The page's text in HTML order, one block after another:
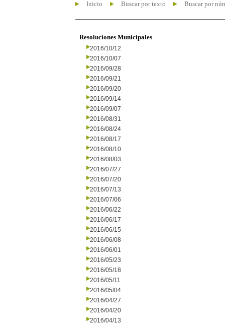
Inicio Buscar por texto Buscar por
Resoluciones Municipales
2016/10/12
2016/10/07
2016/09/28
2016/09/21
2016/09/20
2016/09/14
2016/09/07
2016/08/31
2016/08/24
2016/08/17
2016/08/10
2016/08/03
2016/07/27
2016/07/20
2016/07/13
2016/07/06
2016/06/22
2016/06/17
2016/06/15
2016/06/08
2016/06/01
2016/05/23
2016/05/18
2016/05/11
2016/05/04
2016/04/27
2016/04/20
2016/04/13